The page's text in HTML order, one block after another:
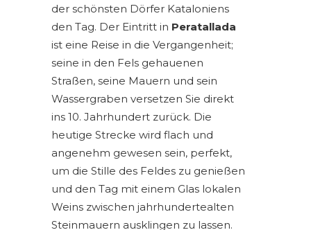
der schönsten Dörfer Kataloniens
den Tag. Der Eintritt in Peratallada
ist eine Reise in die Vergangenheit;
seine in den Fels gehauenen
Straßen, seine Mauern und sein
Wassergraben versetzen Sie direkt
ins 10. Jahrhundert zurück. Die
heutige Strecke wird flach und
angenehm gewesen sein, perfekt,
um die Stille des Feldes zu genießen
und den Tag mit einem Glas lokalen
Weins zwischen jahrhundertealten
Steinmauern ausklingen zu lassen.